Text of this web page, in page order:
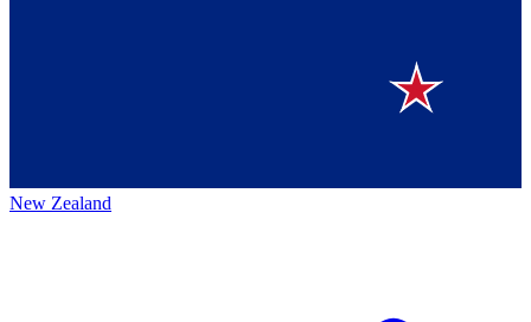
New Zealand